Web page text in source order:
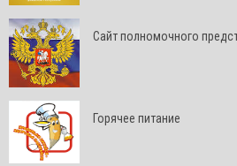
Cайт полномочного
Горячее питание